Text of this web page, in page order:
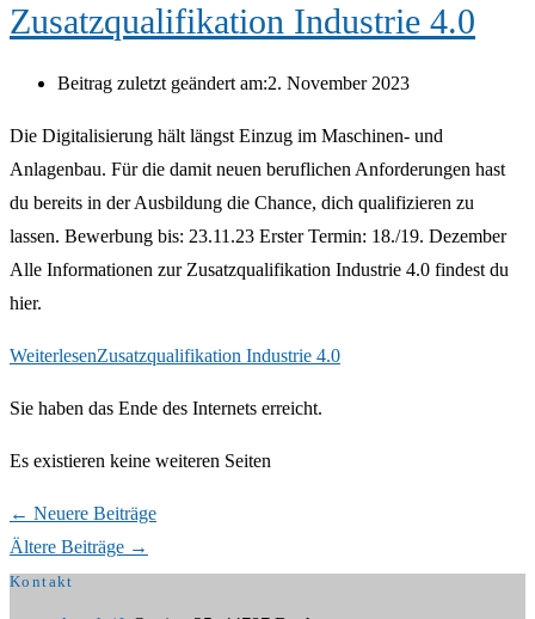
Zusatzqualifikation Industrie 4.0
Beitrag zuletzt geändert am:2. November 2023
Die Digitalisierung hält längst Einzug im Maschinen- und
Anlagenbau. Für die damit neuen beruflichen Anforderungen hast
du bereits in der Ausbildung die Chance, dich qualifizieren zu
lassen. Bewerbung bis: 23.11.23 Erster Termin: 18./19. Dezember
Alle Informationen zur Zusatzqualifikation Industrie 4.0 findest du
hier.
WeiterlesenZusatzqualifikation Industrie 4.0
Sie haben das Ende des Internets erreicht.
Es existieren keine weiteren Seiten
← Neuere Beiträge
Ältere Beiträge →
Kontakt